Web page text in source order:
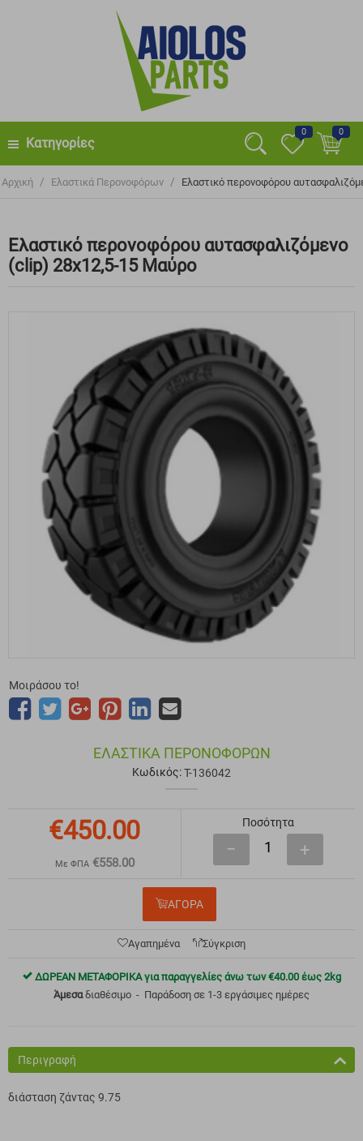
Κατηγορίες
0 0
Αρχική / Ελαστικά Περονοφόρων / Ελαστικό περονοφόρου
Ελαστικό περονοφόρου αυτασφαλιζόμενο
(clip) 28x12,5-15 Μαύρο
Μοιράσου το!
ΕΛΑΣΤΙΚΆ ΠΕΡΟΝΟΦΌΡΩΝ
Κωδικός:T-136042
€450.00
Με ΦΠΑ €558.00
Ποσότητα
+
−
ΑΓΟΡΑ
Αγαπημένα Σύγκριση
ΔΩΡΕΑΝ ΜΕΤΑΦΟΡΙΚΑ για παραγγελίες άνω των€40.00έως 2kg
Άμεσαδιαθέσιμο Παράδοση σε 1-3 εργάσιμες ημέρες
Περιγραφή
διάσταση ζάντας 9.75